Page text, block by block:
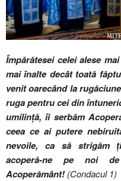
Împărătesei celei alese
mai înalte decât toată
venit oarecând la
ruga pentru cei din
umilință, îi serbăm
ceea ce ai putere
nevoile, ca să strigăm
acoperă-ne pe noi
Acoperământ!(Condacul 1)